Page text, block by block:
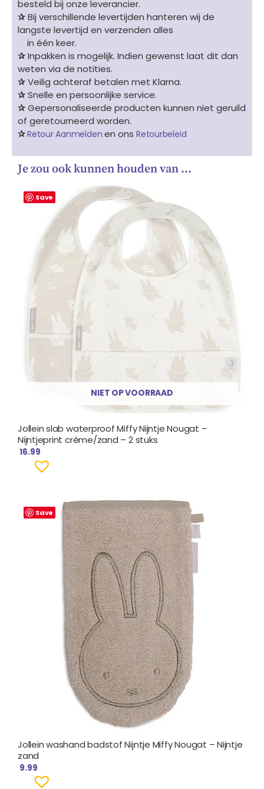
besteld bij onze leverancier.
✰Bij verschillende levertijden hanteren wij de
langste levertijd en verzenden alles
in één keer.
✰Inpakken is mogelijk. Indien gewenst laat dit dan
weten via de notities.
✰Veilig achteraf betalen met Klarna.
✰Snelle en persoonlijke service.
✰Gepersonaliseerde producten kunnen niet geruild
of geretourneerd worden.
✰Retour Aanmelden en ons Retourbeleid
Je zou ook kunnen houden van …
Save
NIET OP VOORRAAD
Jollein slab waterproof Miffy Nijntje Nougat –
Nijntjeprint crème/zand – 2 stuks
16.99
Save
Jollein washand badstof Nijntje Miffy Nougat – Nijntje
zand
9.99